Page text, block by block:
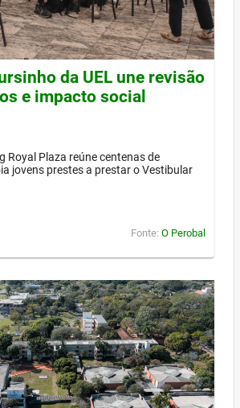
da UEL une revisão
e impacto social
Royal Plaza reúne centenas de
jovens prestes a prestar o Vestibular
Fonte: O Perobal